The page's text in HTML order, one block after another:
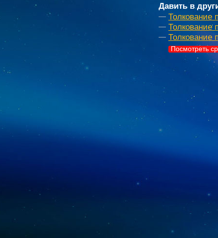
Давить в
Толкование
Толкование
Толкование
Посмотреть